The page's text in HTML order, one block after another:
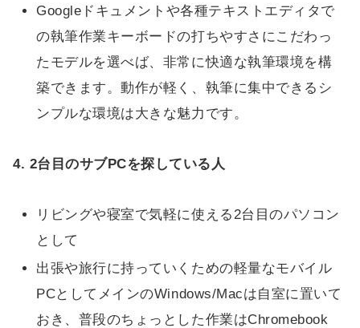
Googleドキュメントや各種テキストエディタで
の執筆作業キーボードの打ちやすさにこだわっ
たモデルを選べば、非常に快適な執筆環境を構
築できます。動作が軽く、執筆に集中できるシ
ンプルな環境は大きな魅力です。
4. 2台目のサブPCを探している人
リビングや寝室で気軽に使える2台目のパソコン
として
出張や旅行に持っていくための軽量なモバイル
PCとしてメインのWindows/Macは自室に置いて
おき、普段のちょっとした作業はChromebook